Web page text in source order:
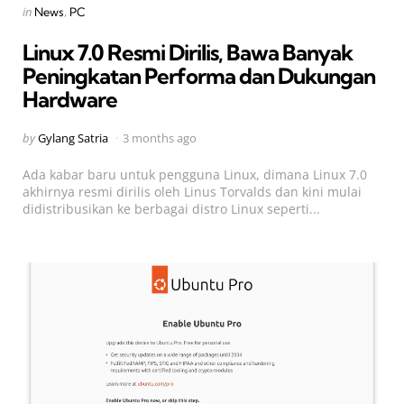
Categories
Posted
in News PC
Linux 7.0 Resmi Dirilis, Bawa Banyak
Peningkatan Performa dan Dukungan
Hardware
Posted
byGylang Satria 3 months ago
Ada kabar baru untuk pengguna Linux, dimana Linux 7.0
akhirnya resmi dirilis oleh Linus Torvalds dan kini mulai
didistribusikan ke berbagai distro Linux seperti...